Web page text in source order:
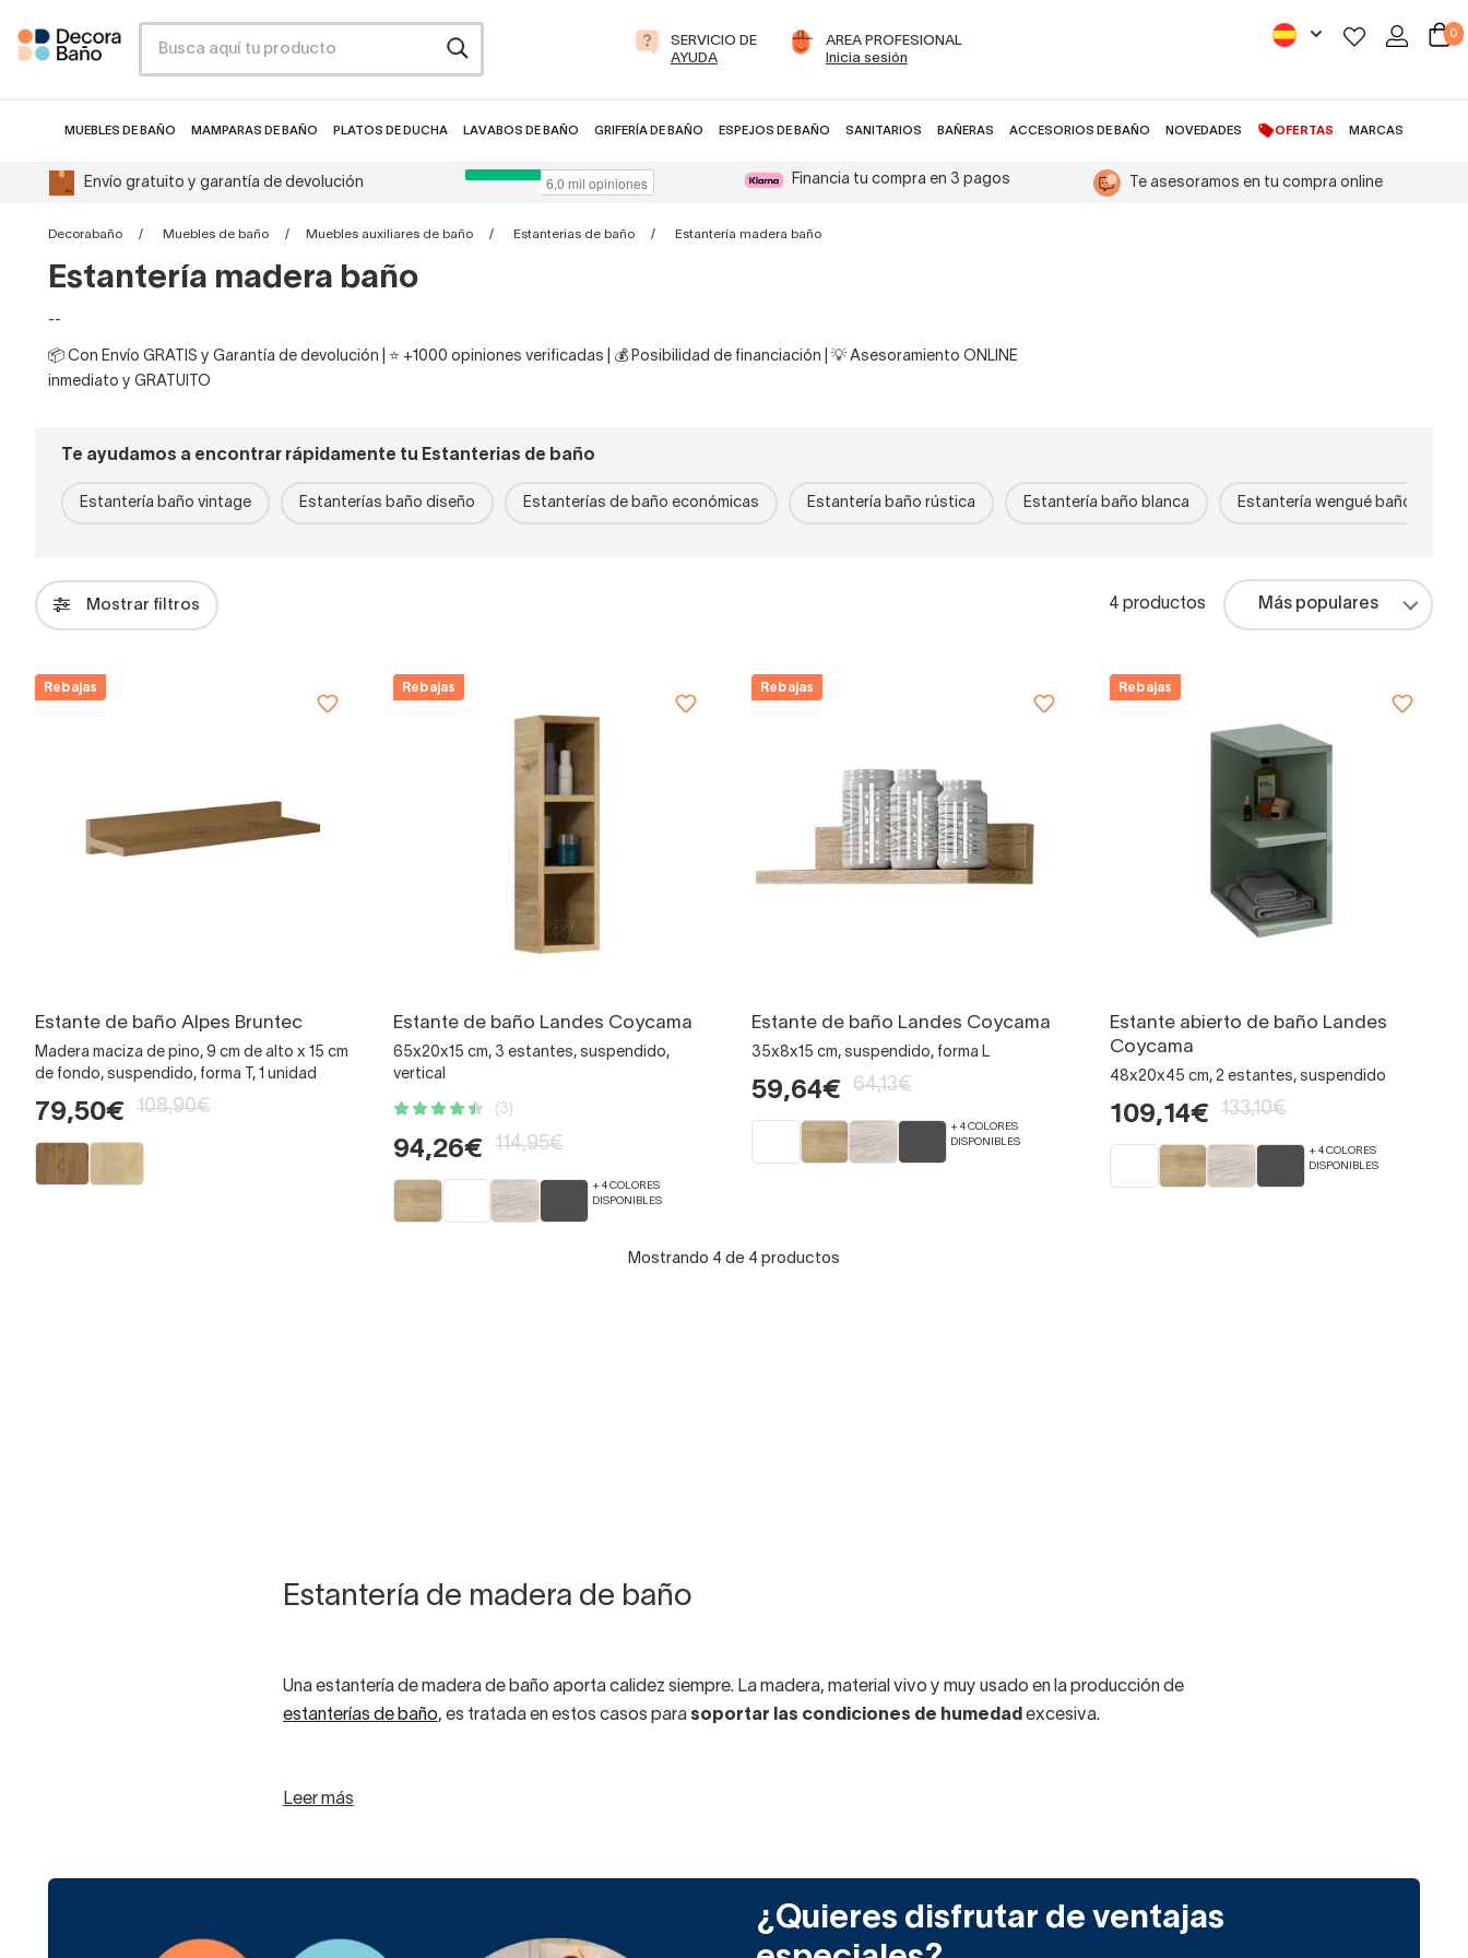
SERVICIO DE
AYUDA
AREA PROFESIONAL
Inicia sesión
0
MUEBLES DE BAÑO MAMPARAS DE BAÑO PLATOS DE DUCHA LAVABOS DE BAÑO GRIFERÍA DE BAÑO ESPEJOS DE BAÑO SANITARIOS BAÑERAS ACCESORIOS DE BAÑO NOVEDADES OFERTAS MARCAS
Envío gratuito y garantía de devolución Financia tu compra en 3 pagos Te asesoramos en tu compra online
Decorabaño Muebles de baño Muebles auxiliares de baño Estanterias de baño Estantería madera baño
Estantería madera baño
--
📦 Con Envío GRATIS y Garantía de devolución | ⭐ +1000 opiniones verificadas | 💰 Posibilidad de financiación | 💡 Asesoramiento ONLINE
inmediato y GRATUITO
Te ayudamos a encontrar rápidamente tu Estanterias de baño
Estantería baño vintage Estanterías baño diseño Estanterías de baño económicas Estantería baño rústica Estantería baño blanca Estantería wengué baño
Mostrar filtros 4 productos
Rebajas
Estante de baño Alpes Bruntec
Madera maciza de pino, 9 cm de alto x 15 cm
de fondo, suspendido, forma T, 1 unidad
79,50€ 108,90€
Rebajas
Estante de baño Landes Coycama
65x20x15 cm, 3 estantes, suspendido,
vertical
(3)
94,26€ 114,95€
+ 4 COLORES
DISPONIBLES
Rebajas
Estante de baño Landes Coycama
35x8x15 cm, suspendido, forma L
59,64€ 64,13€
+ 4 COLORES
DISPONIBLES
Rebajas
Estante abierto de baño Landes
Coycama
48x20x45 cm, 2 estantes, suspendido
109,14€ 133,10€
+ 4 COLORES
DISPONIBLES
Mostrando 4 de 4 productos
Estantería de madera de baño
Una estantería de madera de baño aporta calidez siempre. La madera, material vivo y muy usado en la producción de
estanterías de baño, es tratada en estos casos para soportar las condiciones de humedad excesiva.
Así te aseguras un producto elegante y resistente que puede pervivir contigo mucho tiempo.
Leer más
¿Quieres disfrutar de ventajas